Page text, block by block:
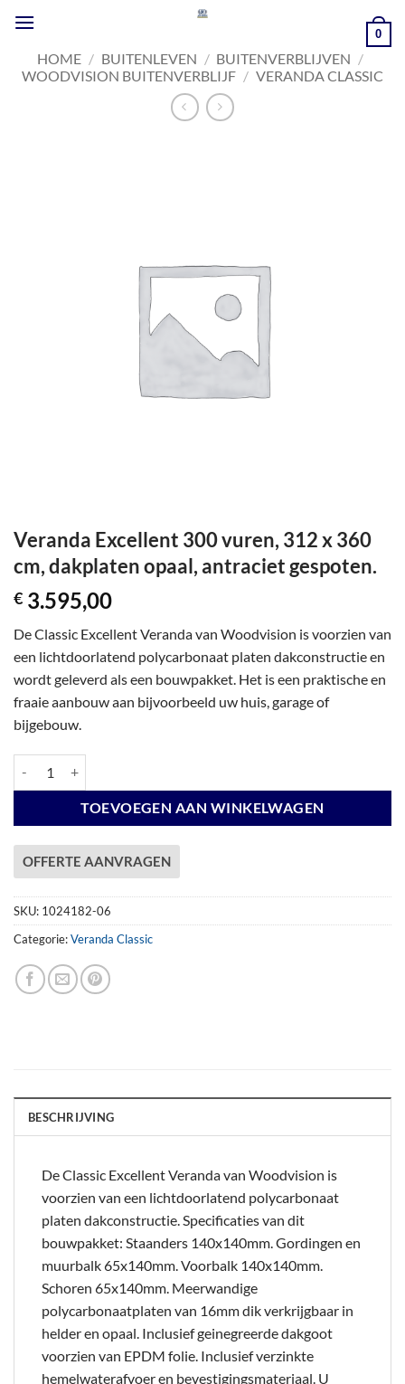
naar
inhoud
0
HOME / BUITENLEVEN / BUITENVERBLIJVEN /
WOODVISION BUITENVERBLIJF / VERANDA CLASSIC
Veranda Excellent 300 vuren, 312 x 360
cm, dakplaten opaal, antraciet gespoten.
€ 3.595,00
De Classic Excellent Veranda van Woodvision is voorzien van
een lichtdoorlatend polycarbonaat platen dakconstructie en
wordt geleverd als een bouwpakket. Het is een praktische en
fraaie aanbouw aan bijvoorbeeld uw huis, garage of
bijgebouw.
TOEVOEGEN AAN WINKELWAGEN
OFFERTE AANVRAGEN
SKU: 1024182-06
Categorie:Veranda Classic
BESCHRIJVING
De Classic Excellent Veranda van Woodvision is
voorzien van een lichtdoorlatend polycarbonaat
platen dakconstructie. Specificaties van dit
bouwpakket: Staanders 140x140mm. Gordingen en
muurbalk 65x140mm. Voorbalk 140x140mm.
Schoren 65x140mm. Meerwandige
polycarbonaatplaten van 16mm dik verkrijgbaar in
helder en opaal. Inclusief geinegreerde dakgoot
voorzien van EPDM folie. Inclusief verzinkte
hemelwaterafvoer en bevestigingsmateriaal. U